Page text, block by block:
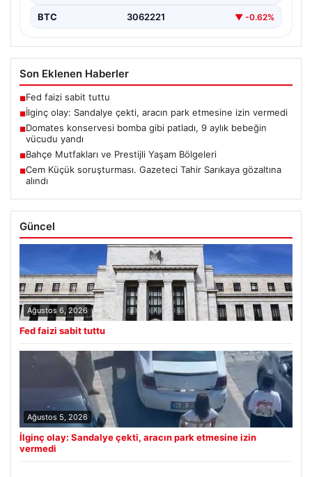
BTC 3062221 ▼ -0.62%
Son Eklenen Haberler
■Fed faizi sabit tuttu
■İlginç olay: Sandalye çekti, aracın park etmesine izin vermedi
■Domates konservesi bomba gibi patladı, 9 aylık bebeğin
vücudu yandı
■Bahçe Mutfakları ve Prestijli Yaşam Bölgeleri
■Cem Küçük soruşturması. Gazeteci Tahir Sarıkaya gözaltına
alındı
Güncel
Ağustos 6, 2026
Fed faizi sabit tuttu
Ağustos 5, 2026
İlginç olay: Sandalye çekti, aracın park etmesine izin
vermedi